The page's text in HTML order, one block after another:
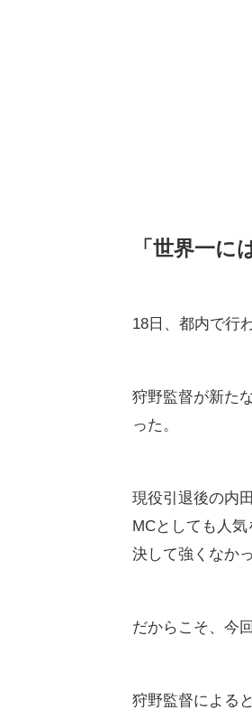
「世界一
18日、都内で行
狩野監督が新た
った。
現役引退後の内
MCとしても人
決して強くなかっ
だからこそ、今
狩野監督による